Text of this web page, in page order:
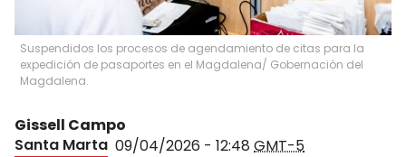
Suspendidos los procesos de agendamiento de citas para la
expedición de pasaportes en el Magdalena/ Gobernación del
Magdalena.
Gissell Campo
Santa Marta 09/04/2026 - 12:48 GMT-5